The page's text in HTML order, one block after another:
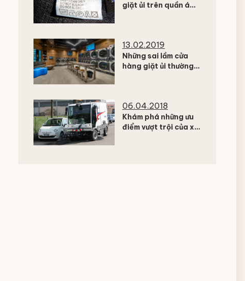
giặt ủi trên quần áo
13.02.2019
Những sai lầm cửa
hàng giặt ủi thường
06.04.2018
Khám phá những ưu
điểm vượt trội của xe